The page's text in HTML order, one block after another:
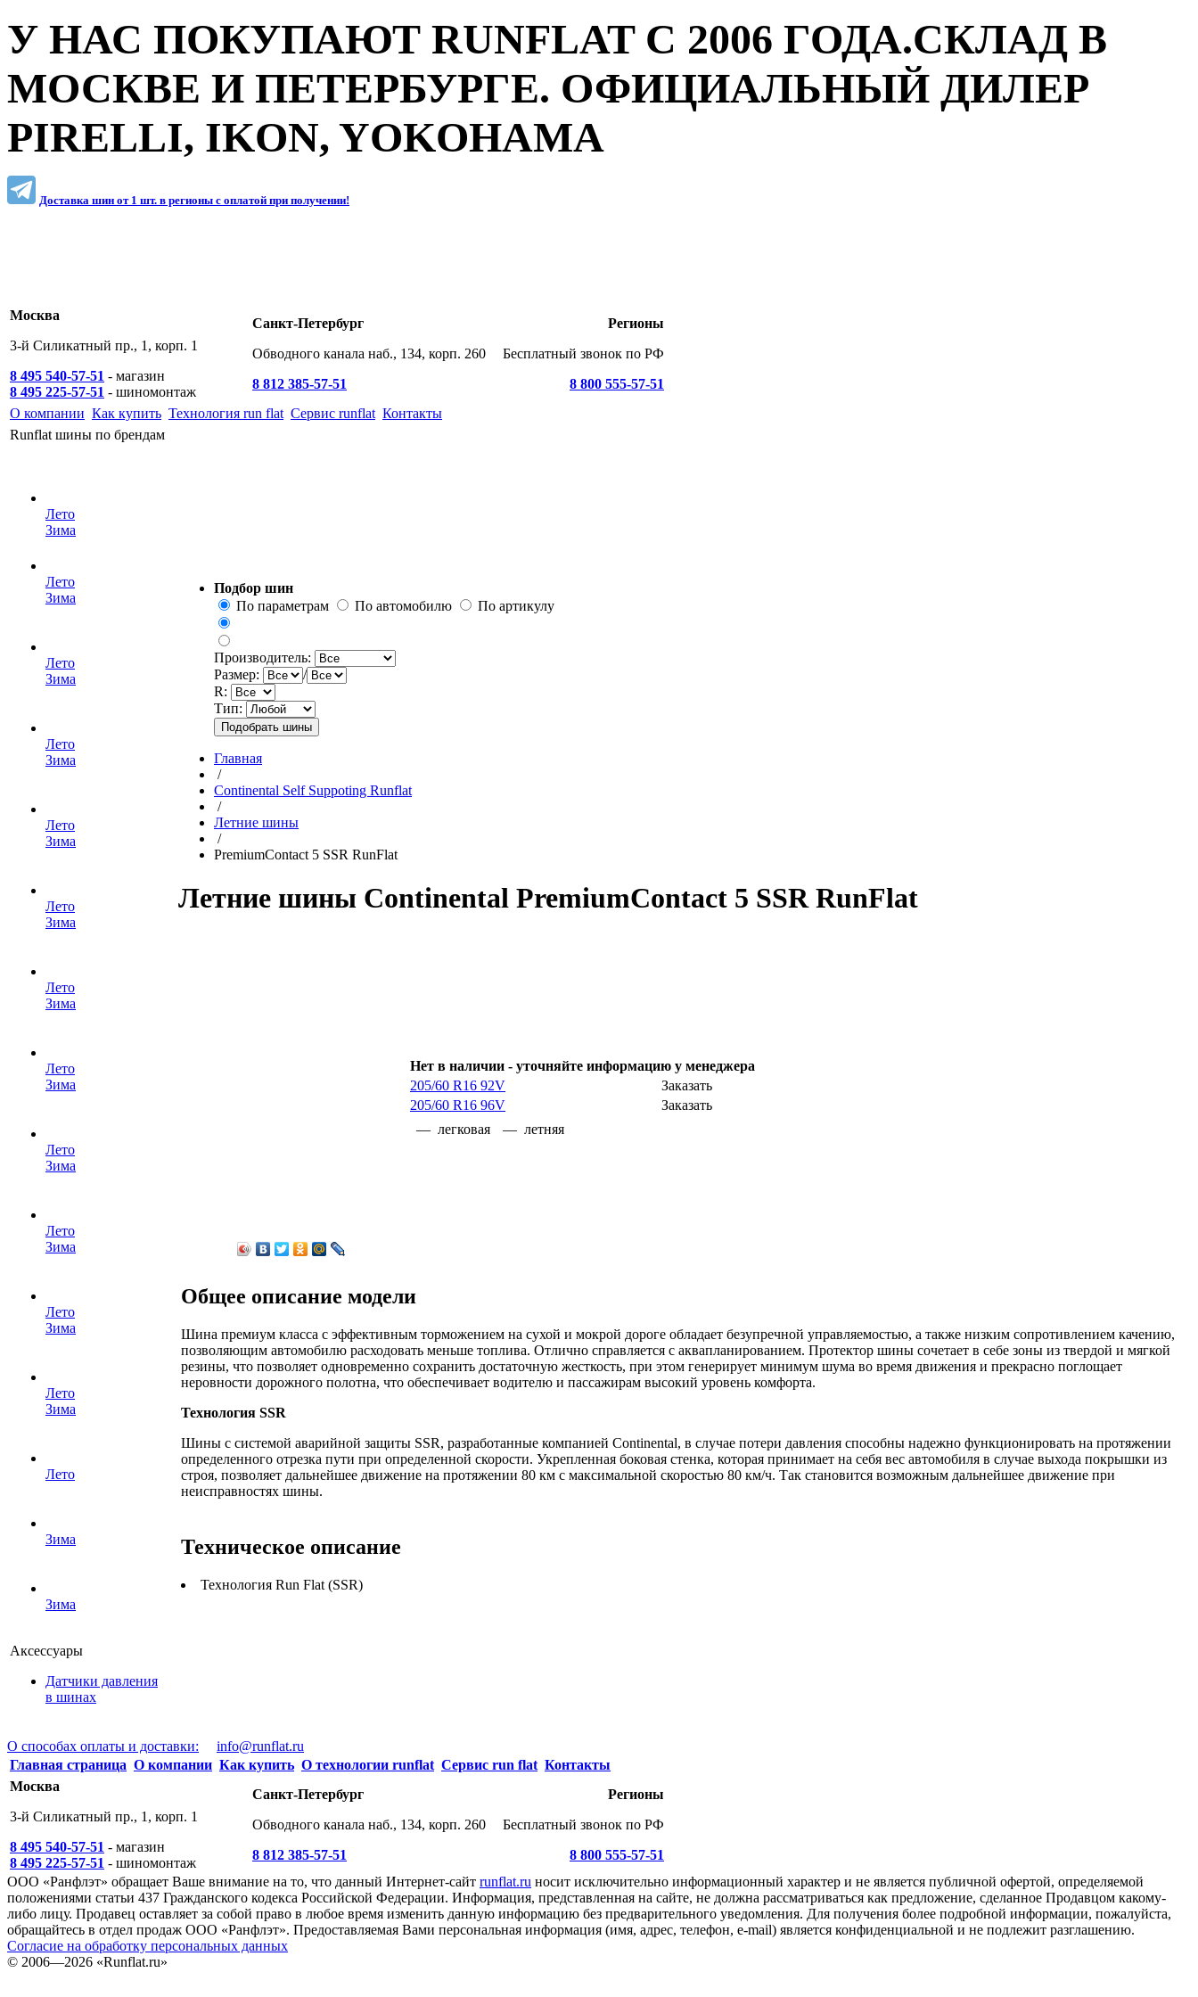
У НАС ПОКУПАЮТ RUNFLAT С 2006 ГОДА.СКЛАД В
МОСКВЕ И ПЕТЕРБУРГЕ. ОФИЦИАЛЬНЫЙ ДИЛЕР
PIRELLI, IKON, YOKOHAMA
Доставка шин от 1 шт. в регионы c оплатой при получении!
Москва
3-й Силикатный пр., 1, корп. 1
8 495 540-57-51 - магазин
8 495 225-57-51 - шиномонтаж
Санкт-Петербург
Обводного канала наб., 134, корп. 260
8 812 385-57-51
Регионы
Бесплатный звонок по РФ
8 800 555-57-51
О компании Как купить Технология run flat Сервис runflat Контакты
Runflat шины по брендам
Лето
Зима
Лето
Зима
Лето
Зима
Лето
Зима
Лето
Зима
Лето
Зима
Лето
Зима
Лето
Зима
Лето
Зима
Лето
Зима
Лето
Зима
Лето
Зима
Лето
Зима
Зима
Аксессуары
Датчики давления
в шинах
Подбор шин
По параметрам
По автомобилю По артикулу
Производитель:
Размер:
/
R:
Тип:
Главная
/
Continental Self Suppoting Runflat
/
Летние шины
/
PremiumContact 5 SSR RunFlat
Летние шины Continental PremiumContact 5 SSR RunFlat
Нет в наличии - уточняйте информацию у менеджера
205/60 R16 92V
Заказать
205/60 R16 96V
Заказать
— легковая
— летняя
Общее описание модели
Шина премиум класса с эффективным торможением на сухой и мокрой дороге обладает безупречной управляемостью, а также низким сопротивлением качению,
позволяющим автомобилю расходовать меньше топлива. Отлично справляется с аквапланированием. Протектор шины сочетает в себе зоны из твердой и мягкой
резины, что позволяет одновременно сохранить достаточную жесткость, при этом генерирует минимум шума во время движения и прекрасно поглощает
неровности дорожного полотна, что обеспечивает водителю и пассажирам высокий уровень комфорта.
Технология SSR
Шины с системой аварийной защиты SSR, разработанные компанией Continental, в случае потери давления способны надежно функционировать на протяжении
определенного отрезка пути при определенной скорости. Укрепленная боковая стенка, которая принимает на себя вес автомобиля в случае выхода покрышки из
строя, позволяет дальнейшее движение на протяжении 80 км с максимальной скоростью 80 км/ч. Так становится возможным дальнейшее движение при
неисправностях шины.
Техническое описание
Технология Run Flat (SSR)
О способах оплаты и доставки:
info@runflat.ru
Главная страница О компании Как купить О технологии runflat Сервис run flat Контакты
Москва
3-й Силикатный пр., 1, корп. 1
8 495 540-57-51 - магазин
8 495 225-57-51 - шиномонтаж
Санкт-Петербург
Обводного канала наб., 134, корп. 260
8 812 385-57-51
Регионы
Бесплатный звонок по РФ
8 800 555-57-51
ООО «Ранфлэт» обращает Ваше внимание на то, что данный Интернет-сайт runflat.ru носит исключительно информационный характер и не является публичной офертой, определяемой
положениями статьи 437 Гражданского кодекса Российской Федерации. Информация, представленная на сайте, не должна рассматриваться как предложение, сделанное Продавцом какому-
либо лицу. Продавец оставляет за собой право в любое время изменить данную информацию без предварительного уведомления. Для получения более подробной информации, пожалуйста,
обращайтесь в отдел продаж ООО «Ранфлэт». Предоставляемая Вами персональная информация (имя, адрес, телефон, e-mail) является конфиденциальной и не подлежит разглашению.
Согласие на обработку персональных данных
© 2006—2026 «Runflat.ru»